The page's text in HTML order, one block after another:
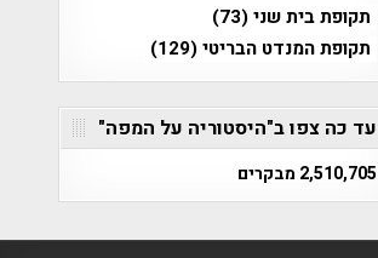
תקופת בית שני(73)
תקופת המנדט הבריטי(129)
עד כה צפו ב"היסטוריה על המפה"
2,510,705 מבקרים